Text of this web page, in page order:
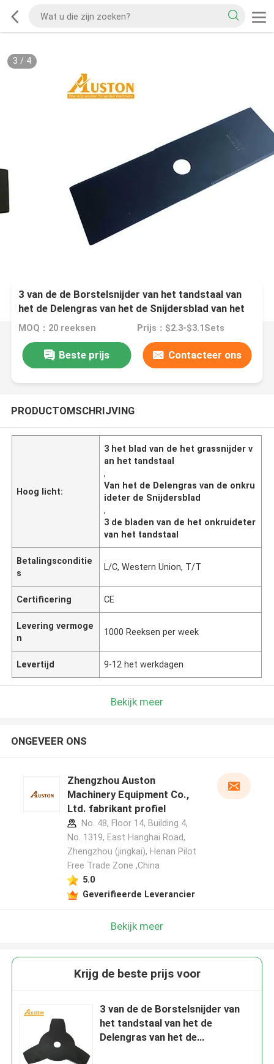
Laat een bericht achter
We bellen je snel terug!
3 / 4
3 van de de Borstelsnijder van het tandstaal van
het de Delengras van het de Snijdersblad van het
de Snoeischaaronkruid de Eterdelen
MOQ：20 reeksen Prijs：$2.3-$3.1Sets
Beste prijs Contacteer ons
PRODUCTOMSCHRIJVING
Hoog licht:
3 het blad van de het grassnijder v
an het tandstaal
,
Van het de Delengras van de onkru
ideter de Snijdersblad
,
3 de bladen van de het onkruideter
van het tandstaal
Betalingsconditie
s
L/C, Western Union, T/T
Certificering CE
Levering vermoge
n
1000 Reeksen per week
Levertijd 9-12 het werkdagen
Bekijk meer
ONGEVEER ONS
Zhengzhou Auston
Machinery Equipment Co.,
Ltd. fabrikant profiel
No. 48, Floor 14, Building 4,
No. 1319, East Hanghai Road,
Zhengzhou (jingkai), Henan Pilot
Free Trade Zone ,China
5.0
Geverifieerde Leverancier
Bekijk meer
Krijg de beste prijs voor
3 van de de Borstelsnijder van
het tandstaal van het de
Delengras van het de